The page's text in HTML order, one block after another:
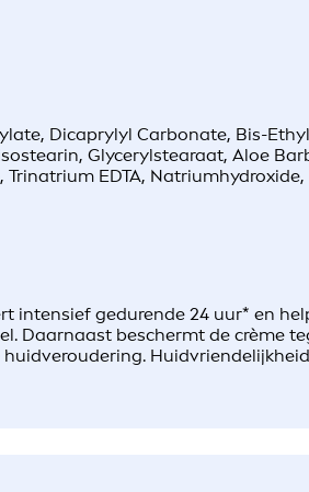
Dicaprylyl Carbonate, Bis-
Glycerylstearaat, Aloe
EDTA,
intensief gedurende 24 uur* en
Daarnaast beschermt de crème